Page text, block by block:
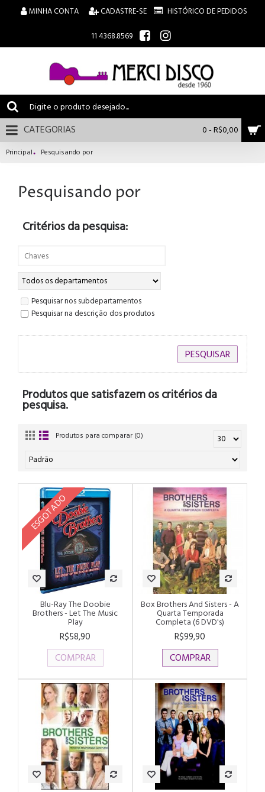
MINHA CONTA CADASTRE-SE
HISTÓRICO DE PEDIDOS
11 4368.8569
0 - R$0,00
CATEGORIAS
Principal Pesquisando por
Pesquisando por
Critérios da pesquisa:
Pesquisar nos subdepartamentos
Pesquisar na descrição dos produtos
Produtos que satisfazem os critérios da
pesquisa.
Produtos para comparar (0)
ESGOTADO
Blu-Ray The Doobie
Brothers - Let The Music
Play
R$58,90
COMPRAR
Box Brothers And Sisters - A
Quarta Temporada
Completa (6 DVD's)
R$99,90
COMPRAR